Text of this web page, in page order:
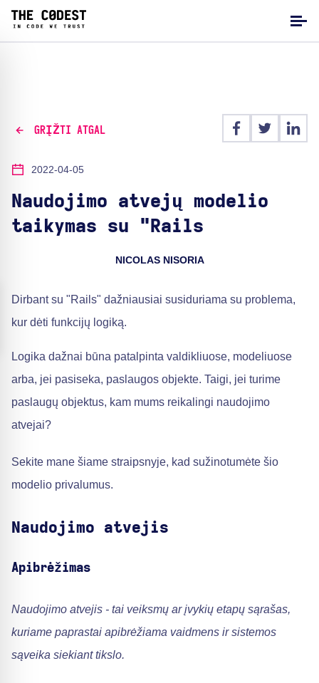
GRĮŽTI ATGAL
2022-04-05
Naudojimo atvejų modelio
taikymas su "Rails
NICOLAS NISORIA
Dirbant su "Rails" dažniausiai susiduriama su problema,
kur dėti funkcijų logiką.
Logika dažnai būna patalpinta valdikliuose, modeliuose
arba, jei pasiseka, paslaugos objekte. Taigi, jei turime
paslaugų objektus, kam mums reikalingi naudojimo
atvejai?
Sekite mane šiame straipsnyje, kad sužinotumėte šio
modelio privalumus.
Naudojimo atvejis
Apibrėžimas
Naudojimo atvejis - tai veiksmų ar įvykių etapų sąrašas,
kuriame paprastai apibrėžiama vaidmens ir sistemos
sąveika siekiant tikslo.